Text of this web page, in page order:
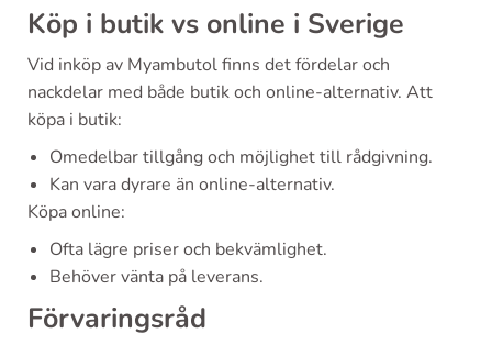
Köp i butik vs online i Sverige
Vid inköp av Myambutol finns det fördelar och
nackdelar med både butik och online-alternativ. Att
köpa i butik:
Omedelbar tillgång och möjlighet till rådgivning.
Kan vara dyrare än online-alternativ.
Köpa online:
Ofta lägre priser och bekvämlighet.
Behöver vänta på leverans.
Förvaringsråd